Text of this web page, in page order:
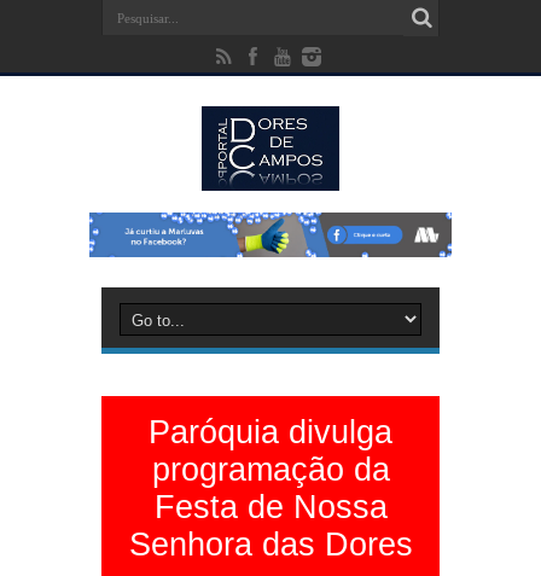
Paróquia divulga
programação da
Festa de Nossa
Senhora das Dores